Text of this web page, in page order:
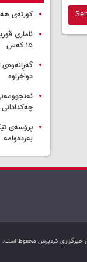
کورتەی هەواڵەکانی ۱۵ی
ئاماری
۱۵ کەس
دواخراوە
پرۆسەی
بەردەوامە
خبرگزاری کردپرس محفوظ است.